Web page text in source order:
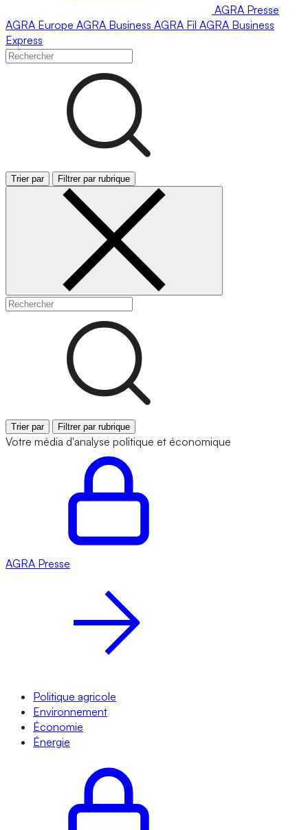
AGRA Presse
AGRA Europe AGRA Business AGRA Fil AGRA Business
Express
Trier par Filtrer par rubrique
Trier par Filtrer par rubrique
Votre média d'analyse politique et économique
AGRA Presse
Politique agricole
Environnement
Économie
Énergie